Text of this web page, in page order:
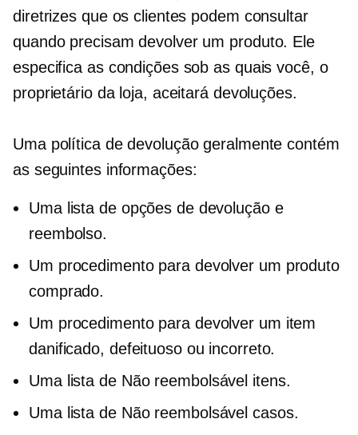
diretrizes que os clientes podem consultar
quando precisam devolver um produto. Ele
especifica as condições sob as quais você, o
proprietário da loja, aceitará devoluções.
Uma política de devolução geralmente contém
as seguintes informações:
Uma lista de opções de devolução e
reembolso.
Um procedimento para devolver um produto
comprado.
Um procedimento para devolver um item
danificado, defeituoso ou incorreto.
Uma lista de Não reembolsável itens.
Uma lista de Não reembolsável casos.